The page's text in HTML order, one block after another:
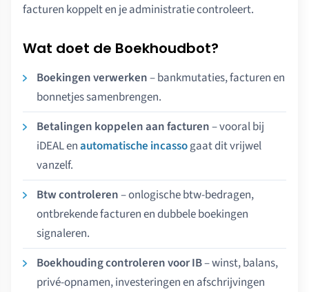
facturen koppelt en je administratie controleert.
Wat doet de Boekhoudbot?
Boekingen verwerken– bankmutaties, facturen en
bonnetjes samenbrengen.
Betalingen koppelen aan facturen– vooral bij
iDEAL enautomatische incassogaat dit vrijwel
vanzelf.
Btw controleren– onlogische btw-bedragen,
ontbrekende facturen en dubbele boekingen
signaleren.
Boekhouding controleren voor IB– winst, balans,
privé-opnamen, investeringen en afschrijvingen